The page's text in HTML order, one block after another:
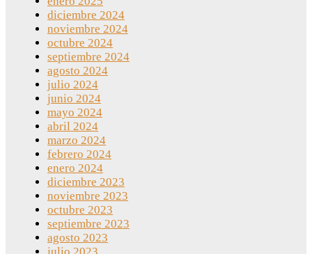
diciembre 2024
noviembre 2024
octubre 2024
septiembre 2024
agosto 2024
julio 2024
junio 2024
mayo 2024
abril 2024
marzo 2024
febrero 2024
enero 2024
diciembre 2023
noviembre 2023
octubre 2023
septiembre 2023
agosto 2023
julio 2023